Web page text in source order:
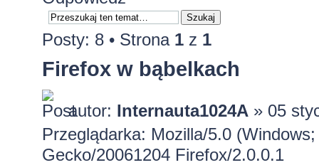
Posty: 8 • Strona 1z 1
Firefox w bąbelkach
autor: Internauta1024A» 05
Przeglądarka: Mozilla/5.0
Gecko/20061204 Firefox/2.0.0.1